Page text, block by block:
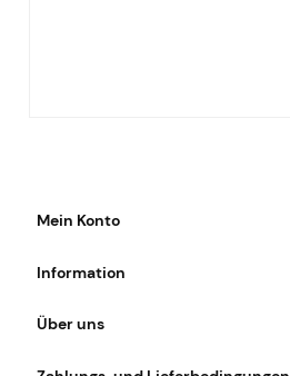
Mein Konto
Information
Über uns